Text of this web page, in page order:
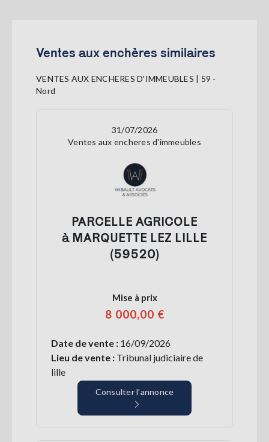
Ventes aux enchères similaires
VENTES AUX ENCHERES D'IMMEUBLES | 59 -
Nord
31/07/2026
Ventes aux encheres d'immeubles
PARCELLE AGRICOLE
à MARQUETTE LEZ LILLE
(59520)
Mise à prix
8 000,00 €
Date de vente : 16/09/2026
Lieu de vente : Tribunal judiciaire de
lille
Consulter l’annonce